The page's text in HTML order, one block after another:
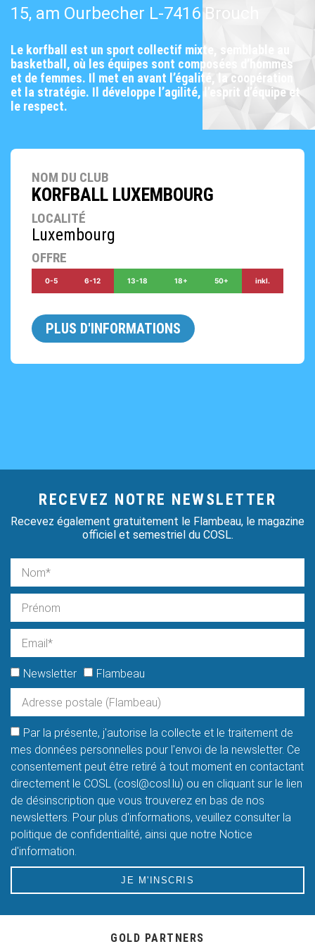
15, am Ourbecher L-7416 Brouch
Le korfball est un sport collectif mixte, semblable au
basketball, où les équipes sont composées d’hommes
et de femmes. Il met en avant l’égalité, la coopération
et la stratégie. Il développe l’agilité, l’esprit d’équipe et
le respect.
NOM DU CLUB
KORFBALL LUXEMBOURG
LOCALITÉ
Luxembourg
OFFRE
0-5 6-12 13-18 18+ 50+ inkl.
PLUS D'INFORMATIONS
RECEVEZ NOTRE NEWSLETTER
Recevez également gratuitement le Flambeau, le magazine
officiel et semestriel du COSL.
Newsletter Flambeau
Par la présente, j'autorise la collecte et le traitement de
mes données personnelles pour l'envoi de la newsletter. Ce
consentement peut être retiré à tout moment en contactant
directement le COSL (cosl@cosl.lu) ou en cliquant sur le lien
de désinscription que vous trouverez en bas de nos
newsletters. Pour plus d'informations, veuillez consulter la
politique de confidentialité, ainsi que notre Notice
d'information.
JE M'INSCRIS
GOLD PARTNERS